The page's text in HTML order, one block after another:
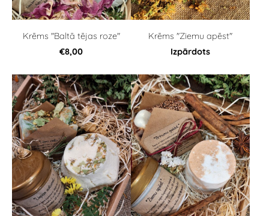
Krēms "Baltā tējas roze"
€8,00
Krēms "Ziemu apēst"
Izpārdots